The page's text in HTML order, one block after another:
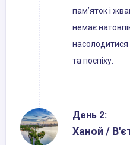
пам’яток і
немає
насолодитися
та поспіху.
День 2:
Ханой /